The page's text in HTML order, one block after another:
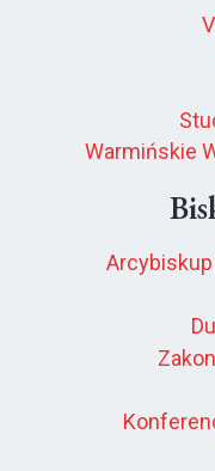
Warmińskie